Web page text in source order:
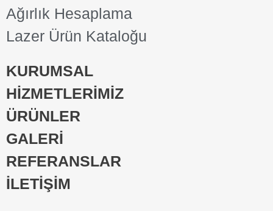
Ağırlık Hesaplama
Lazer Ürün Kataloğu
KURUMSAL
HİZMETLERİMİZ
ÜRÜNLER
GALERİ
REFERANSLAR
İLETİŞİM